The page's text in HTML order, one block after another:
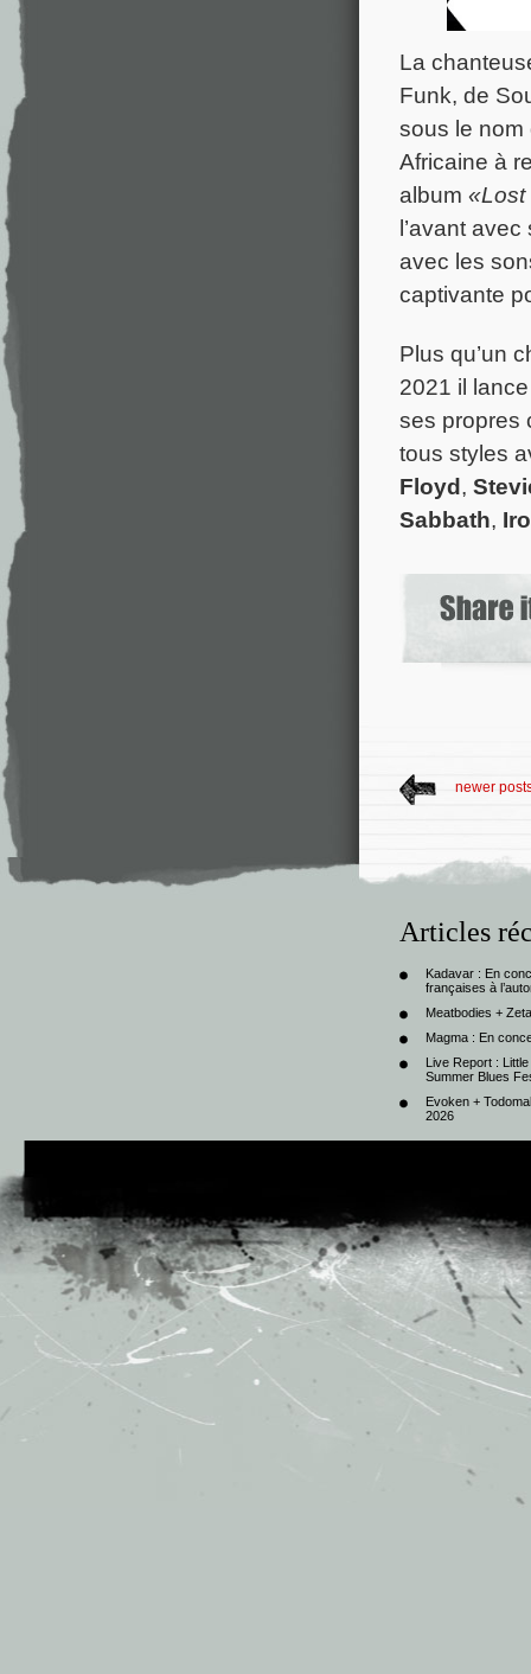
La
Funk, de
sous le
Africaine à
album «Lost
l’avant
avec les
captivante
Plus qu’un
2021 il
ses propres
tous styles
Floyd,
Sabbath,
newer
Articles
Kadavar : En
françaises à
Meatbodies +
Magma : En
Live Report :
Summer Blues
Evoken +
2026